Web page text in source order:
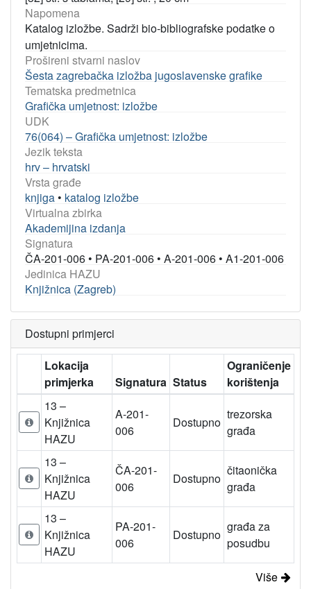
Napomena
Katalog izložbe. Sadrži bio-bibliografske podatke o
umjetnicima.
Prošireni stvarni naslov
Šesta zagrebačka izložba jugoslavenske grafike
Tematska predmetnica
Grafička umjetnost: izložbe
UDK
76(064) – Grafička umjetnost: izložbe
Jezik teksta
hrv – hrvatski
Vrsta građe
knjiga • katalog izložbe
Virtualna zbirka
Akademijina izdanja
Signatura
ČA-201-006 • PA-201-006 • A-201-006 • A1-201-006
Jedinica HAZU
Knjižnica (Zagreb)
Dostupni primjerci
Lokacija
primjerka
Signatura Status
Ograničenje
korištenja
13 –
Knjižnica
HAZU
A-201-
006
Dostupno
trezorska
građa
13 –
Knjižnica
HAZU
ČA-201-
006
Dostupno
čitaonička
građa
13 –
Knjižnica
HAZU
PA-201-
006
Dostupno
građa za
posudbu
Više